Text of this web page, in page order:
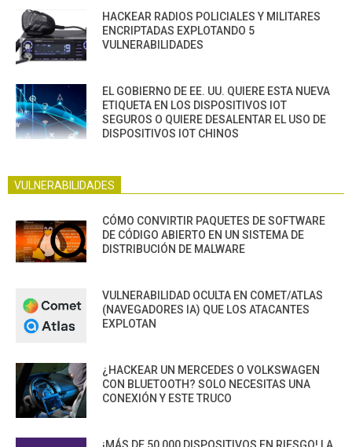
HACKEAR RADIOS POLICIALES Y MILITARES
ENCRIPTADAS EXPLOTANDO 5
VULNERABILIDADES
EL GOBIERNO DE EE. UU. QUIERE ESTA NUEVA
ETIQUETA EN LOS DISPOSITIVOS IOT
SEGUROS O QUIERE DESALENTAR EL USO DE
DISPOSITIVOS IOT CHINOS
VULNERABILIDADES
CÓMO CONVIRTIR PAQUETES DE SOFTWARE
DE CÓDIGO ABIERTO EN UN SISTEMA DE
DISTRIBUCIÓN DE MALWARE
VULNERABILIDAD OCULTA EN COMET/ATLAS
(NAVEGADORES IA) QUE LOS ATACANTES
EXPLOTAN
¿HACKEAR UN MERCEDES O VOLKSWAGEN
CON BLUETOOTH? SOLO NECESITAS UNA
CONEXIÓN Y ESTE TRUCO